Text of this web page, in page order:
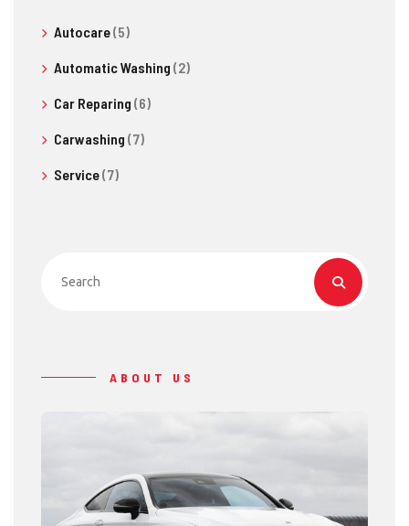
Autocare(5)
Automatic Washing (2)
Car Reparing (6)
Carwashing (7)
Service(7)
ABOUT US